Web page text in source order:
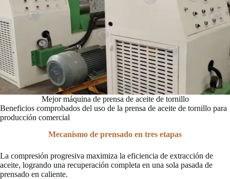
Mejor máquina de prensa de aceite de tornillo
Beneficios comprobados del uso de la prensa de aceite de tornillo para
producción comercial
Mecanismo de prensado en tres etapas
La compresión progresiva maximiza la eficiencia de extracción de
aceite, logrando una recuperación completa en una sola pasada de
prensado en caliente.